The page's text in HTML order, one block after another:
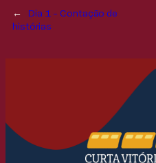
←
Dia 1 – Contação de
histórias